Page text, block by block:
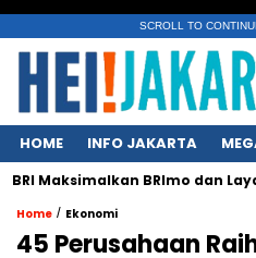
SCROLL TO
HOME INFO JAKARTA
BRImo dan Layanan
Home / Ekonomi
45 Perusahaan